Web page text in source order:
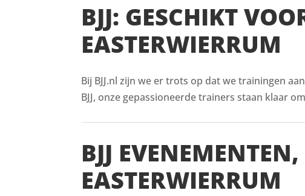
BJJ: GESCHIKT
EASTERWIERRUM
Bij BJJ.nl zijn we er trots op dat we trainingen
BJJ, onze gepassioneerde trainers staan klaar
BJJ
EASTERWIERRUM